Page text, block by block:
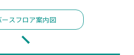
ースフロア案内図